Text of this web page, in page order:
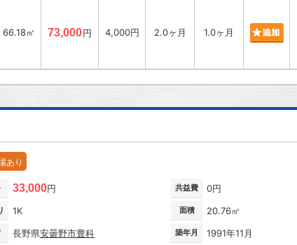
66.18㎡ 73,000円 4,000円 2.0ヶ月 1.0ヶ月
あり
33,000円 共益費 0円
1K 面積 20.76㎡
長野県安曇野市豊科 築年月 1991年11月